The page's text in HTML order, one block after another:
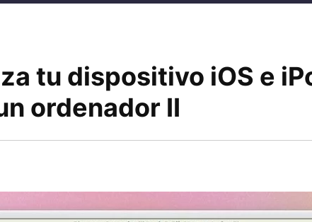
tu dispositivo iOS e
ordenador II